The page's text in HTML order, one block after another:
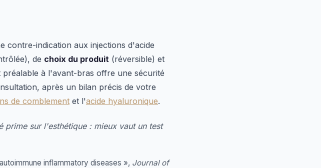
contre-indication aux injections d'acide
de choix du produit (réversible) et
préalable à l'avant-bras offre une sécurité
après un bilan précis de votre
de comblement et l'acide hyaluronique.
prime sur l'esthétique : mieux vaut un test
inflammatory diseases », Journal of